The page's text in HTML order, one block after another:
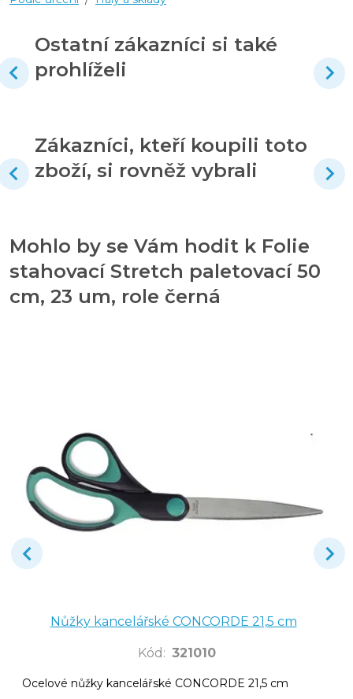
Ostatní zákazníci si také
prohlíželi
Zákazníci, kteří koupili toto
zboží, si rovněž vybrali
Mohlo by se Vám hodit k Folie
stahovací Stretch paletovací 50
cm, 23 um, role černá
Nůžky kancelářské CONCORDE 21,5 cm
Kód : 321010
Ocelové nůžky kancelářské CONCORDE 21,5 cm